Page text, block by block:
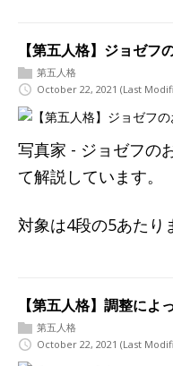
【第五人格】ジョゼフ
第五人格
October 22, 2021 (Last
写真家 - ジョゼフの
て解説しています。
対象は4段の5あたり
【第五人格】調整によ
第五人格
October 22, 2021 (Last